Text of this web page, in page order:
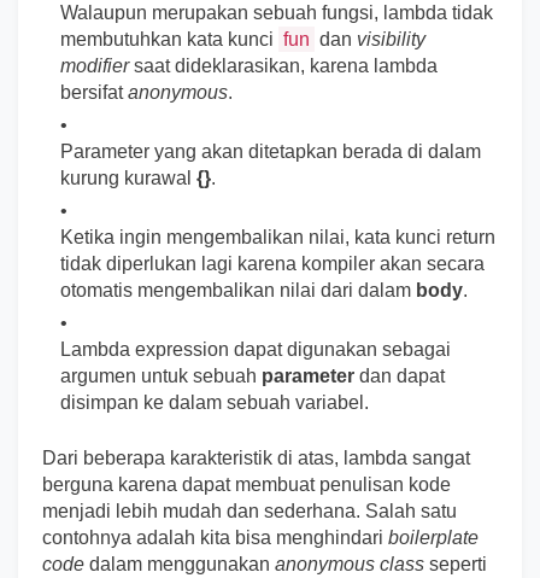
Walaupun merupakan sebuah fungsi, lambda tidak
membutuhkan kata kunci fun dan visibility
modifiersaat dideklarasikan, karena lambda
bersifatanonymous.
Parameter yang akan ditetapkan berada di dalam
kurung kurawal {}.
Ketika ingin mengembalikan nilai, kata kunci return
tidak diperlukan lagi karena kompiler akan secara
otomatis mengembalikan nilai dari dalam body.
Lambda expression dapat digunakan sebagai
argumen untuk sebuah parameter dan dapat
disimpan ke dalam sebuah variabel.
Dari beberapa karakteristik di atas, lambda sangat
berguna karena dapat membuat penulisan kode
menjadi lebih mudah dan sederhana. Salah satu
contohnya adalah kita bisa menghindari boilerplate
code dalam menggunakan anonymous class seperti